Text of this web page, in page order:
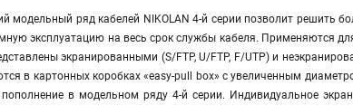
модельный ряд кабелей NIKOLAN 4-й серии позволит решить
эксплуатацию на весь срок службы кабеля. Применяются
экранированными (S/FTP, U/FTP, F/UTP) и
в картонных коробках «easy-pull box» с увеличенным
пополнение в модельном ряду 4-й серии. Индивидуальное